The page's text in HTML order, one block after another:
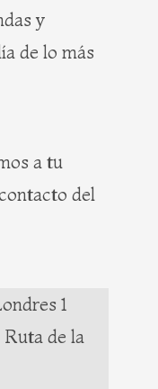
y
de lo más
a tu
del
1
de la